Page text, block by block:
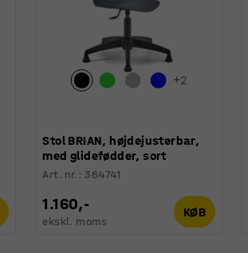
+2
Stol BRIAN, højdejusterbar,
med glidefødder, sort
Art. nr. : 364741
1.160,-
ekskl. moms
KØB